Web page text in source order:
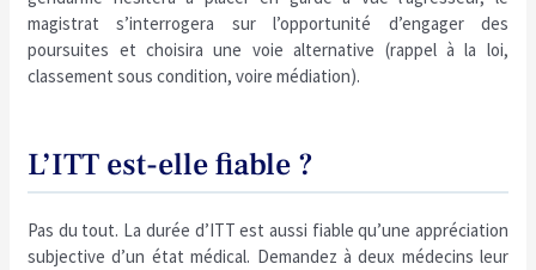
magistrat s’interrogera sur l’opportunité d’engager des
poursuites et choisira une voie alternative (rappel à la loi,
classement sous condition, voire médiation).
L’ITT est-elle fiable ?
Pas du tout. La durée d’ITT est aussi fiable qu’une appréciation
subjective d’un état médical. Demandez à deux médecins leur